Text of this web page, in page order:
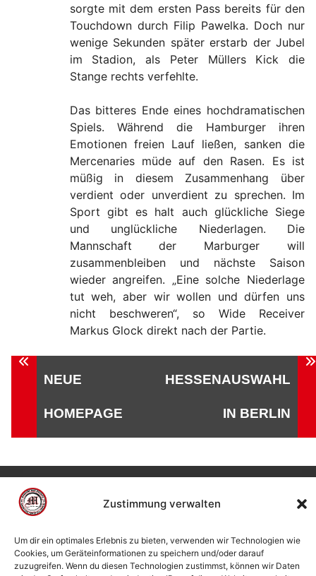
Zustimmung verwalten
Um dir ein optimales Erlebnis zu bieten, verwenden wir Technologien wie
Cookies, um Geräteinformationen zu speichern und/oder darauf
zuzugreifen. Wenn du diesen Technologien zustimmst, können wir Daten
sorgte mit dem ersten Pass bereits für den
Touchdown durch Filip Pawelka. Doch nur
wenige Sekunden später erstarb der Jubel
im Stadion, als Peter Müllers Kick die
Stange rechts verfehlte.
Das bitteres Ende eines hochdramatischen
Spiels. Während die Hamburger ihren
Emotionen freien Lauf ließen, sanken die
Mercenaries müde auf den Rasen. Es ist
müßig in diesem Zusammenhang über
verdient oder unverdient zu sprechen. Im
Sport gibt es halt auch glückliche Siege
und unglückliche Niederlagen. Die
Mannschaft der Marburger will
zusammenbleiben und nächste Saison
wieder angreifen. „Eine solche Niederlage
tut weh, aber wir wollen und dürfen uns
nicht beschweren“, so Wide Receiver
Markus Glock direkt nach der Partie.
Beitragsnavigation
NEUE
HOMEPAGE
HESSENAUSWAHL
IN BERLIN
© 2002 - 2026 American Football Verein Marburg
Datenschutzerklärung|Cookie-Richtlinie (EU)|
Kontakt